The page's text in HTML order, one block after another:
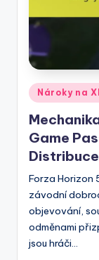
Posted
Nároky na
Game
Forza Horizon
závodní
objevování,
odměnami
jsou hráči…